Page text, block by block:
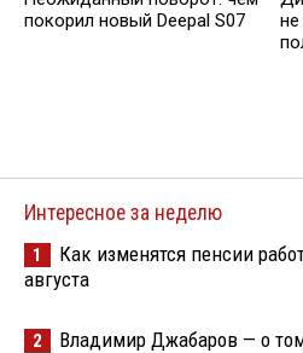
покорил новый Deepal S07
Интересное за неделю
1
Как изменятся пенсии
августа
2 Владимир Джабаров — о